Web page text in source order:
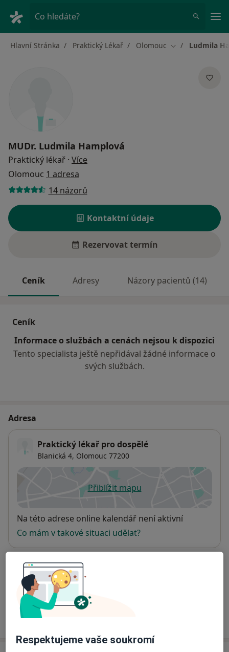
Co hledáte?
Hlavní Stránka Praktický Lékař Olomouc Změna města
Ludmila
MUDr. Ludmila Hamplová
Praktický lékař · Více
Olomouc 1 adresa
14 názorů
Kontaktní údaje
Rezervovat termín
Ceník Adresy Názory pacientů (14)
Ceník
Informace o službách a cenách nejsou k dispozici
Tento specialista ještě nepřidával žádné informace o
svých službách.
Adresa
Praktický lékař pro dospělé
Blanická 4, Olomouc 77200
Přiblížit mapuse otevře v nové záložce
Dostupnost
Na této adrese online kalendář není aktivní
Co mám v takové situaci udělat?
Způsoby platby (soukromé návštěvy)
Na teto adrese lékař přijímá pacienty na pojišťovnu
Detaily
Respektujeme vaše soukromí